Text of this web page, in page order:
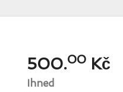
500.00 Kč
Ihned